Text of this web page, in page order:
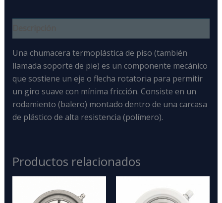
Una chumacera termoplástica de piso (también
llamada soporte de pie) es un componente mecánico
que sostiene un eje o flecha rotatoria para permitir
un giro suave con mínima fricción. Consiste en un
rodamiento (balero) montado dentro de una carcasa
de plástico de alta resistencia (polímero).
Productos relacionados